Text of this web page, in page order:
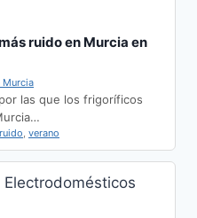
ruido en Murcia en
Murcia
las que los frigoríficos
ruido, verano